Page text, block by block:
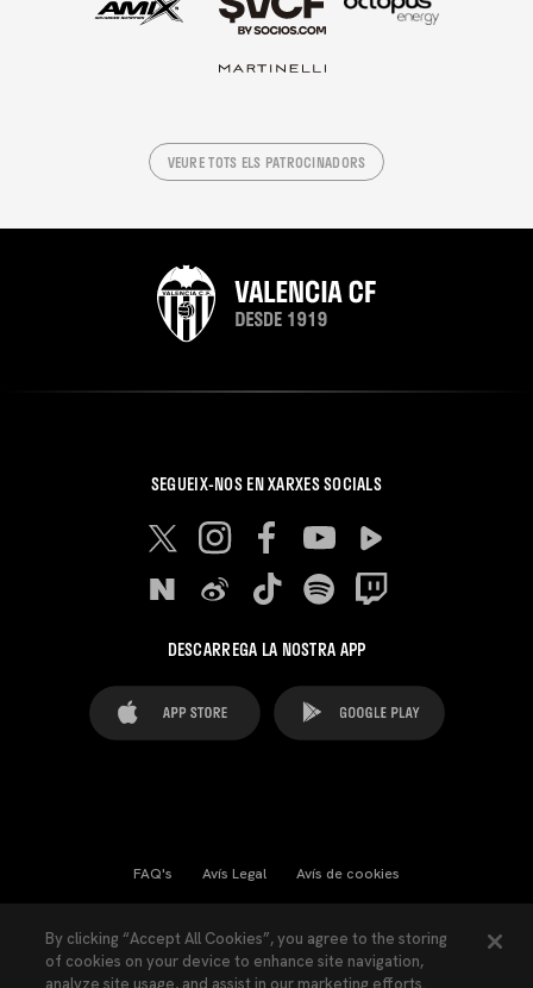
VEURE TOTS ELS PATROCINADORS
SEGUEIX-NOS EN XARXES SOCIALS
DESCARREGA LA NOSTRA APP
FAQ's Avís Legal Avís de cookies
Llei de Transparència Política de Privacitat
By clicking “Accept All Cookies”, you agree to the storing
of cookies on your device to enhance site navigation,
analyze site usage, and assist in our marketing efforts.